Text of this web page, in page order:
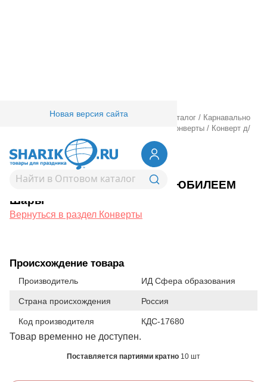
Новая версия сайта
Товары для праздника/ Оптовый каталог / Карнавально
Конверты / Конверт д/
денег С ЮБИЛЕЕМ Шары
1509-2924Конверт д/денег С ЮБИЛЕЕМ
Шары
Вернуться в раздел Конверты
Происхождение товара
Производитель ИД Сфера образования
Страна происхождения Россия
Код производителя КДС-17680
Товар временно не доступен.
Поставляется партиями кратно 10 шт